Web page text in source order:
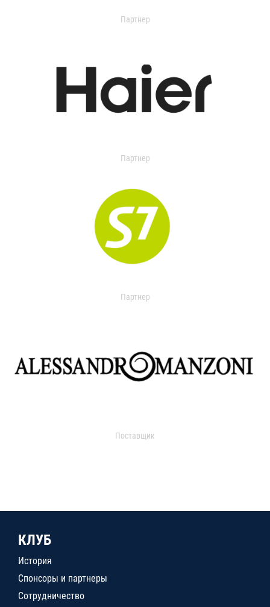
Партнер
Партнер
Партнер
Поставщик
КЛУБ
История
Спонсоры и партнеры
Сотрудничество